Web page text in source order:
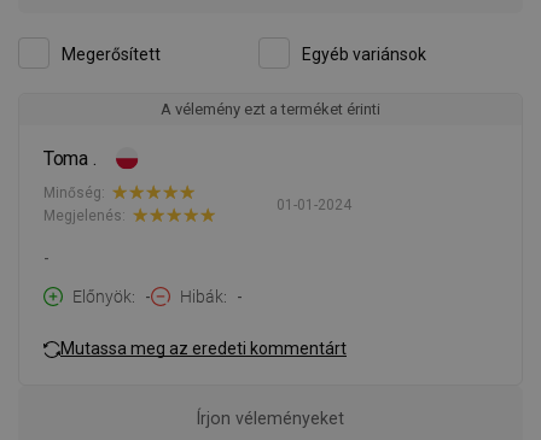
Megerősített Egyéb variánsok
A vélemény ezt a terméket érinti
Toma .
01-01-2024
Minőség:
Megjelenés:
-
Előnyök
- Hibák -
Mutassa meg az eredeti kommentárt
Írjon véleményeket